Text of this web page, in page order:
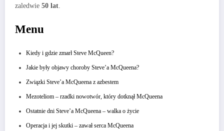
zaledwie 50 lat.
Menu
Kiedy i gdzie zmarł Steve McQueen?
Jakie były objawy choroby Steve’a McQueena?
Związki Steve’a McQueena z azbestem
Mezoteliom – rzadki nowotwór, który dotknął McQueena
Ostatnie dni Steve’a McQueena – walka o życie
Operacja i jej skutki – zawał serca McQueena